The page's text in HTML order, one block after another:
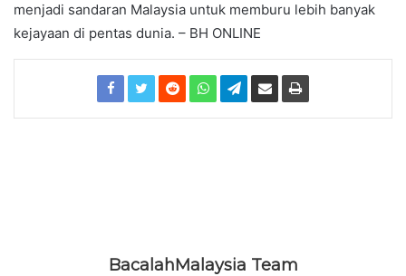
menjadi sandaran Malaysia untuk memburu lebih banyak
kejayaan di pentas dunia. – BH ONLINE
BacalahMalaysia Team